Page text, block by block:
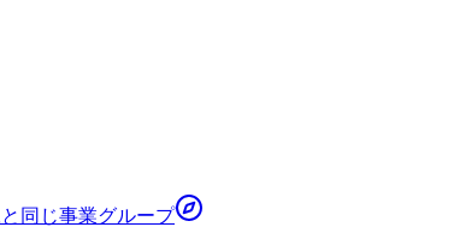
と同じ事業グループ